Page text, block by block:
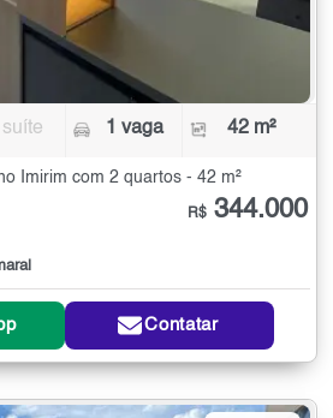
suíte 1 vaga 42 m²
Imirim com 2 quartos - 42 m²
R$ 344.000
Contatar